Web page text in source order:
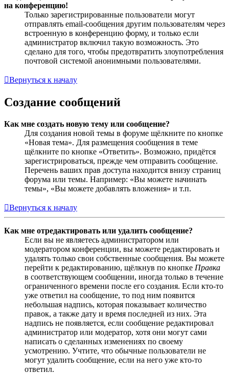
на конференцию!
Только зарегистрированные пользователи могут
отправлять email-сообщения другим пользователям через
встроенную в конференцию форму, и только если
администратор включил такую возможность. Это
сделано для того, чтобы предотвратить злоупотребления
почтовой системой анонимными пользователями.
Вернуться к началу
Создание сообщений
Как мне создать новую тему или сообщение?
Для создания новой темы в форуме щёлкните по кнопке
«Новая тема». Для размещения сообщения в теме
щёлкните по кнопке «Ответить». Возможно, придётся
зарегистрироваться, прежде чем отправить сообщение.
Перечень ваших прав доступа находится внизу страниц
форума или темы. Например: «Вы можете начинать
темы», «Вы можете добавлять вложения» и т.п.
Вернуться к началу
Как мне отредактировать или удалить сообщение?
Если вы не являетесь администратором или
модератором конференции, вы можете редактировать и
удалять только свои собственные сообщения. Вы можете
перейти к редактированию, щёлкнув по кнопке Правка
в соответствующем сообщении, иногда только в течение
ограниченного времени после его создания. Если кто-то
уже ответил на сообщение, то под ним появится
небольшая надпись, которая показывает количество
правок, а также дату и время последней из них. Эта
надпись не появляется, если сообщение редактировал
администратор или модератор, хотя они могут сами
написать о сделанных изменениях по своему
усмотрению. Учтите, что обычные пользователи не
могут удалить сообщение, если на него уже кто-то
ответил.